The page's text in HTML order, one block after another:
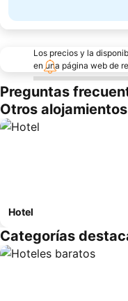
Los precios y la
en una página web de
Preguntas
Otros
Hotel
Categorías